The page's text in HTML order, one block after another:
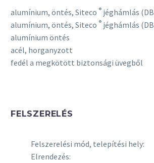
alumínium, öntés, Siteco ® jéghámlás (DB
alumínium, öntés, Siteco ® jéghámlás (DB
alumínium öntés
acél, horganyzott
fedél a megkötött biztonsági üvegből
FELSZERELÉS
Felszerelési mód, telepítési hely:
Elrendezés: